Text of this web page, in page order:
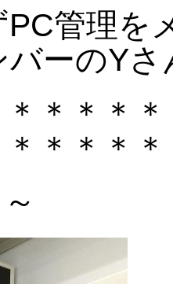
管理を
ーのY
＊＊＊＊
＊＊＊＊